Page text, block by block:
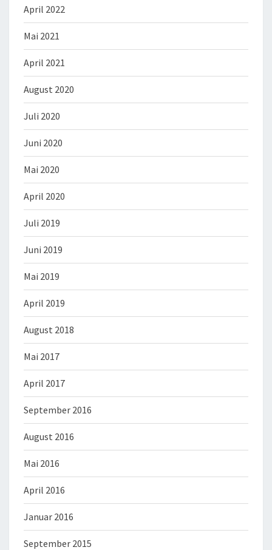
April 2022
Mai 2021
April 2021
August 2020
Juli 2020
Juni 2020
Mai 2020
April 2020
Juli 2019
Juni 2019
Mai 2019
April 2019
August 2018
Mai 2017
April 2017
September 2016
August 2016
Mai 2016
April 2016
Januar 2016
September 2015